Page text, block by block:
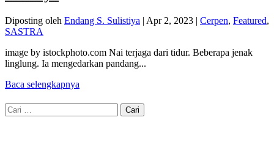
Diposting oleh Endang S. Sulistiya | Apr 2, 2023 | Cerpen, Featured,
SASTRA
image by istockphoto.com Nai terjaga dari tidur. Beberapa jenak
linglung. Ia mengedarkan pandang...
Baca selengkapnya
Cari
untuk: